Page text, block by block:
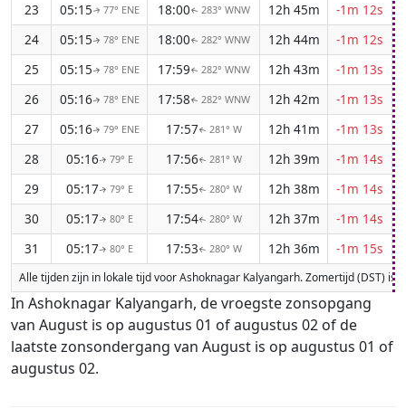
23
05:15↑ 77° ENE 18:00↑ 283° WNW 12h 45m
-1m 12s
24
05:15↑ 78° ENE 18:00↑ 282° WNW 12h 44m
-1m 12s
25
05:15↑ 78° ENE 17:59↑ 282° WNW 12h 43m
-1m 13s
26
05:16↑ 78° ENE 17:58↑ 282° WNW 12h 42m
-1m 13s
27
05:16↑ 79° ENE 17:57↑ 281° W 12h 41m
-1m 13s
28
05:16↑ 79° E 17:56↑ 281° W 12h 39m
-1m 14s
29
05:17↑ 79° E 17:55↑ 280° W 12h 38m
-1m 14s
30
05:17↑ 80° E 17:54↑ 280° W 12h 37m
-1m 14s
31
05:17↑ 80° E 17:53↑ 280° W 12h 36m -1m 15s
Alle tijden zijn in lokale tijd voor Ashoknagar Kalyangarh. Zomertijd (DST)
In Ashoknagar Kalyangarh, de vroegste zonsopgang
van August is op augustus 01 of augustus 02 of de
laatste zonsondergang van August is op augustus 01 of
augustus 02.